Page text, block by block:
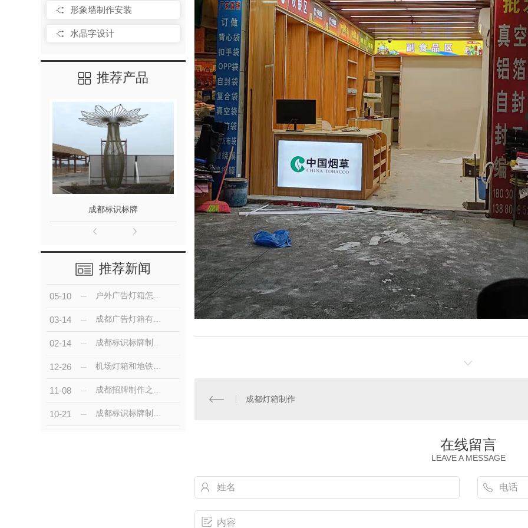
形象墙制作安装
水晶字设计
推荐产品
成都标识标牌 成都发光字 成都招牌制作
推荐新闻
05-10
03-14
02-14
12-26
11-08
10-21
成都灯箱制作
在线留言
LEAVE A MESSAGE